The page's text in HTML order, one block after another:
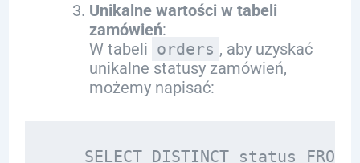
Unikalne wartości w tabeli
zamówień:
W tabeli orders , aby uzyskać
unikalne statusy zamówień,
możemy napisać: